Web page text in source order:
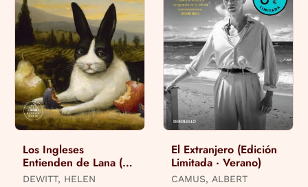
Los Ingleses
Entienden de Lana (Y
Otros Trucos)
DEWITT, HELEN
El Extranjero (Edición
Limitada · Verano)
CAMUS, ALBERT